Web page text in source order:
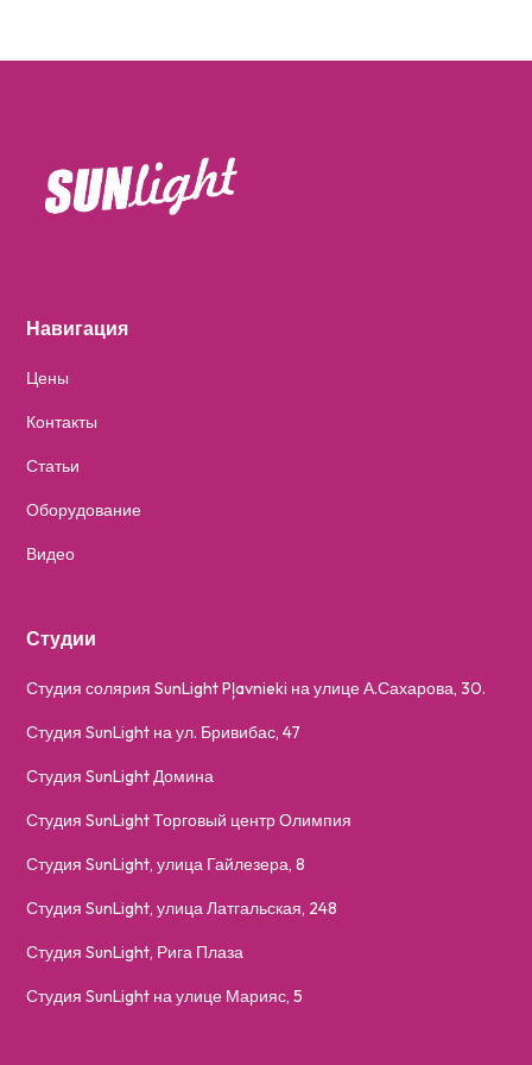
как кожа чувствительна и легко травмируется.
Навигация
Цены
Контакты
Статьи
Оборудование
Видео
Студии
Студия солярия SunLight Pļavnieki на улице А.Сахарова, 30.
Студия SunLight на ул. Бривибас, 47
Студия SunLight Домина
Студия SunLight Торговый центр Олимпия
Студия SunLight, улица Гайлезера, 8
Студия SunLight, улица Латгальская, 248
Студия SunLight, Рига Плаза
Студия SunLight на улице Марияс, 5